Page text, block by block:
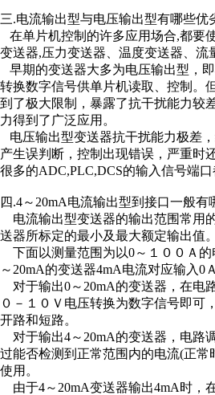
三.电流输出型与电压输出型有哪些优
在单片机控制的许多应用场合,都要
变送器,压力变送器、温度变送器、流
早期的变送器大多为电压输出型，
转换数字信号供单片机读取、控制。
到了极大限制，暴露了抗干扰能力较
力得到了广泛应用。
电压输出型变送器抗干扰能力极差
产生误判断，控制出现错误，严重时
很多的ADC,PLC,DCS的输入信号端
四.4～20mA电流输出型到接口一般有
电流输出型变送器的输出范围常用
送器所标定的最小及最大额定输出值。
下面以测量范围为以0～１００Ａ的
～20mA的变送器4mA电流对应输入0
对于输出0～20mA的变送器，在电
０－１０Ｖ电压转换为数字信号即可
开路和短路。
对于输出4～20mA的变送器，电路
过能否检测到正常范围内的电流(正
使用。
由于4～20mA变送器输出4mA时，